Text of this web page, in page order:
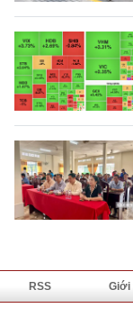
RSS Giới